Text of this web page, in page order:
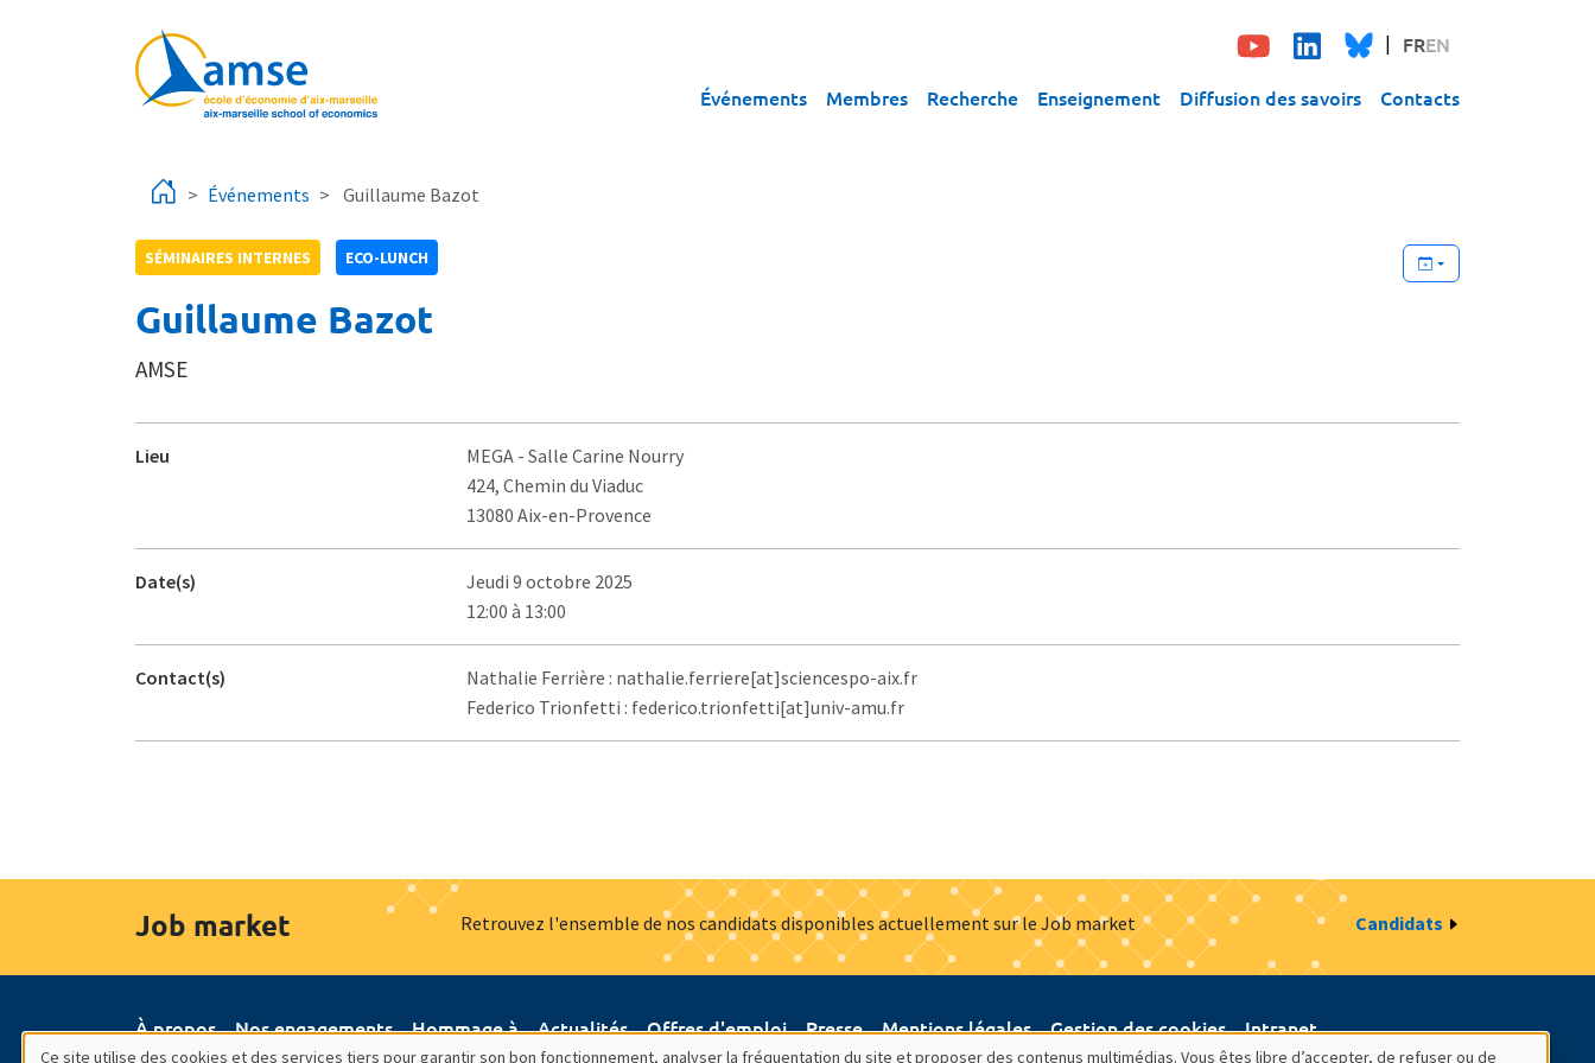
FREN
Événements Membres Recherche Enseignement Diffusion des savoirs Contacts
Événements Guillaume Bazot
SÉMINAIRES INTERNES ECO-LUNCH
Guillaume Bazot
AMSE
Lieu MEGA - Salle Carine Nourry
424, Chemin du Viaduc
13080 Aix-en-Provence
Date(s)
Jeudi 9 octobre 2025
12:00 à 13:00
Contact(s)
Nathalie Ferrière : nathalie.ferriere[at]sciencespo-aix.fr
Federico Trionfetti : federico.trionfetti[at]univ-amu.fr
Job market Retrouvez l'ensemble de nos candidats disponibles actuellement sur le Job market Candidats
À propos Nos engagements Hommage à Actualités Offres d'emploi Presse Mentions légales Gestion des cookies Intranet
Ce site utilise des cookies et des services tiers pour garantir son bon fonctionnement, analyser la fréquentation du site et proposer des contenus multimédias. Vous êtes libre d’accepter, de refuser ou de